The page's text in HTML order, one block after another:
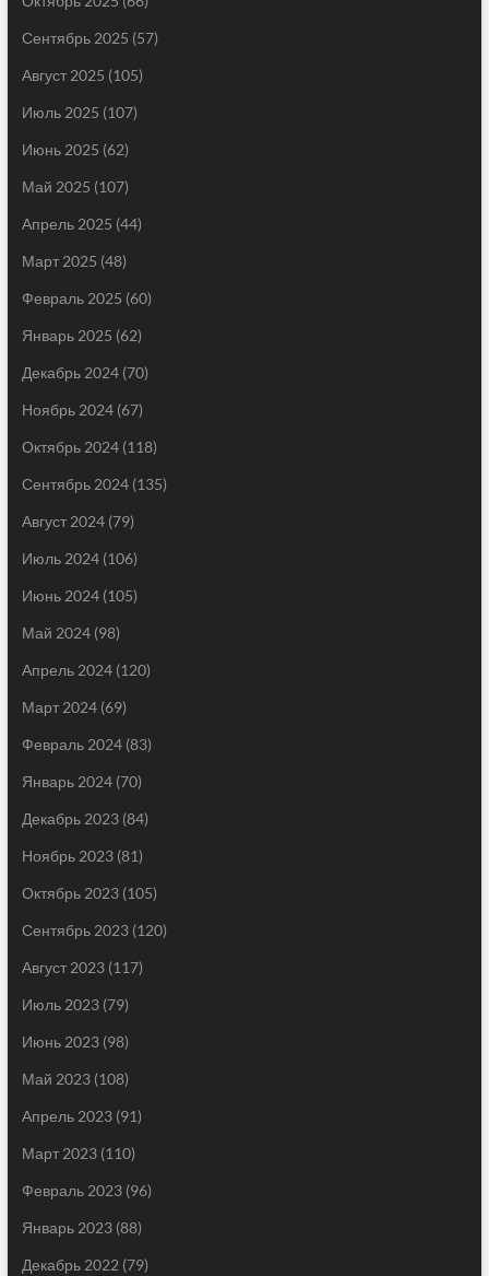
Сентябрь 2025 (57)
Август 2025 (105)
Июль 2025 (107)
Июнь 2025 (62)
Май 2025 (107)
Апрель 2025 (44)
Март 2025 (48)
Февраль 2025 (60)
Январь 2025 (62)
Декабрь 2024(70)
Ноябрь 2024(67)
Октябрь 2024(118)
Сентябрь 2024(135)
Август 2024(79)
Июль 2024(106)
Июнь 2024(105)
Май 2024(98)
Апрель 2024(120)
Март 2024(69)
Февраль 2024(83)
Январь 2024(70)
Декабрь 2023(84)
Ноябрь 2023(81)
Октябрь 2023(105)
Сентябрь 2023(120)
Август 2023(117)
Июль 2023(79)
Июнь 2023(98)
Май 2023(108)
Апрель 2023(91)
Март 2023(110)
Февраль 2023(96)
Январь 2023(88)
Декабрь 2022 (79)